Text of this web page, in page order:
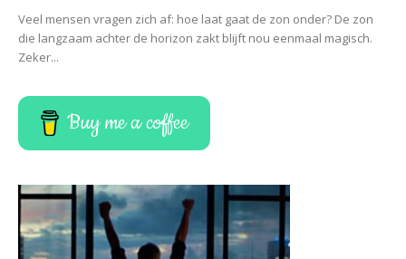
Veel mensen vragen zich af: hoe laat gaat de zon onder? De zon
die langzaam achter de horizon zakt blijft nou eenmaal magisch.
Zeker...
Buy me a coffee